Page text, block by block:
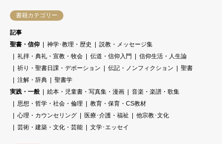
書籍カテゴリー
記事
聖書・信仰
神学･教理・歴史
説教・メッセージ集
礼拝・典礼・宣教・牧会
伝道・信仰入門
信仰生活・人生論
祈り・聖書日課・デボーション
伝記・ノンフィクション
聖書
注解・辞典
聖書学
実践・一般
絵本・児童書・写真集・漫画
音楽・楽譜・歌集
思想・哲学・社会・倫理
教育・保育・CS教材
心理・カウンセリング
医療･介護・福祉
他宗教･文化
芸術・建築・文化・芸能
文学･エッセイ